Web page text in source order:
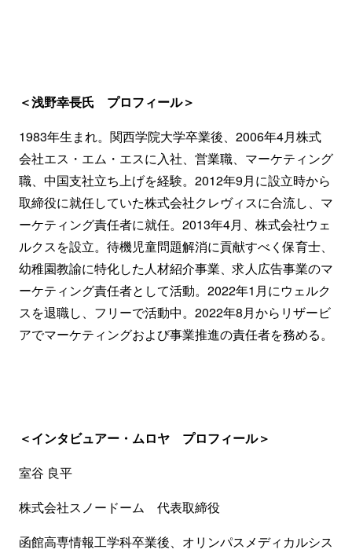
＜浅野幸長氏 プロフィール＞
1983年生まれ。関西学院大学卒業後、2006年4月株式
会社エス・エム・エスに入社、営業職、マーケティング
職、中国支社立ち上げを経験。2012年9月に設立時から
取締役に就任していた株式会社クレヴィスに合流し、マ
ーケティング責任者に就任。2013年4月、株式会社ウェ
ルクスを設立。待機児童問題解消に貢献すべく保育士、
幼稚園教諭に特化した人材紹介事業、求人広告事業のマ
ーケティング責任者として活動。2022年1月にウェルク
スを退職し、フリーで活動中。2022年8月からリザービ
アでマーケティングおよび事業推進の責任者を務める。
＜インタビュアー・ムロヤ プロフィール＞
室谷 良平
株式会社スノードーム 代表取締役
函館高専情報工学科卒業後、オリンパスメディカルシス